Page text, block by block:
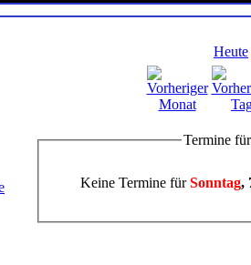
Heute
Termine
Keine Termine fürSonntag,